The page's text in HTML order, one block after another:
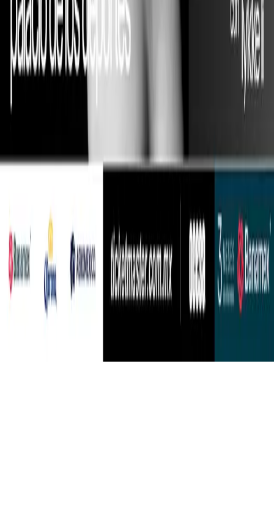
LEGALES
TÉRMINOS Y CONDICIONES
AVISO DE PRIVACIDAD
Accessibility Statement
Aviso de Privacidad Atención Especial Eventos OCESA.
TÉRMINOS Y CONDICIONES
AVISO DE PRIVACIDAD
Aviso de Privacidad Oficinas Palacio de los Deportes